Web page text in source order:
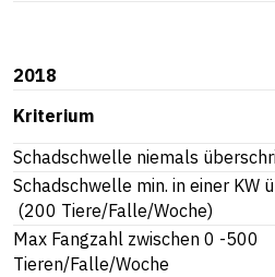
2018
Kriterium
Schadschwelle niemals
Schadschwelle min. in einer KW
(200 Tiere/Falle/Woche)
Max Fangzahl zwischen 0 -500
Tieren/Falle/Woche